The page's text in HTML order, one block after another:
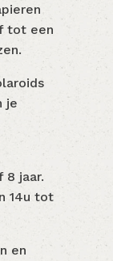
tot een
je
8 jaar.
14u tot
en